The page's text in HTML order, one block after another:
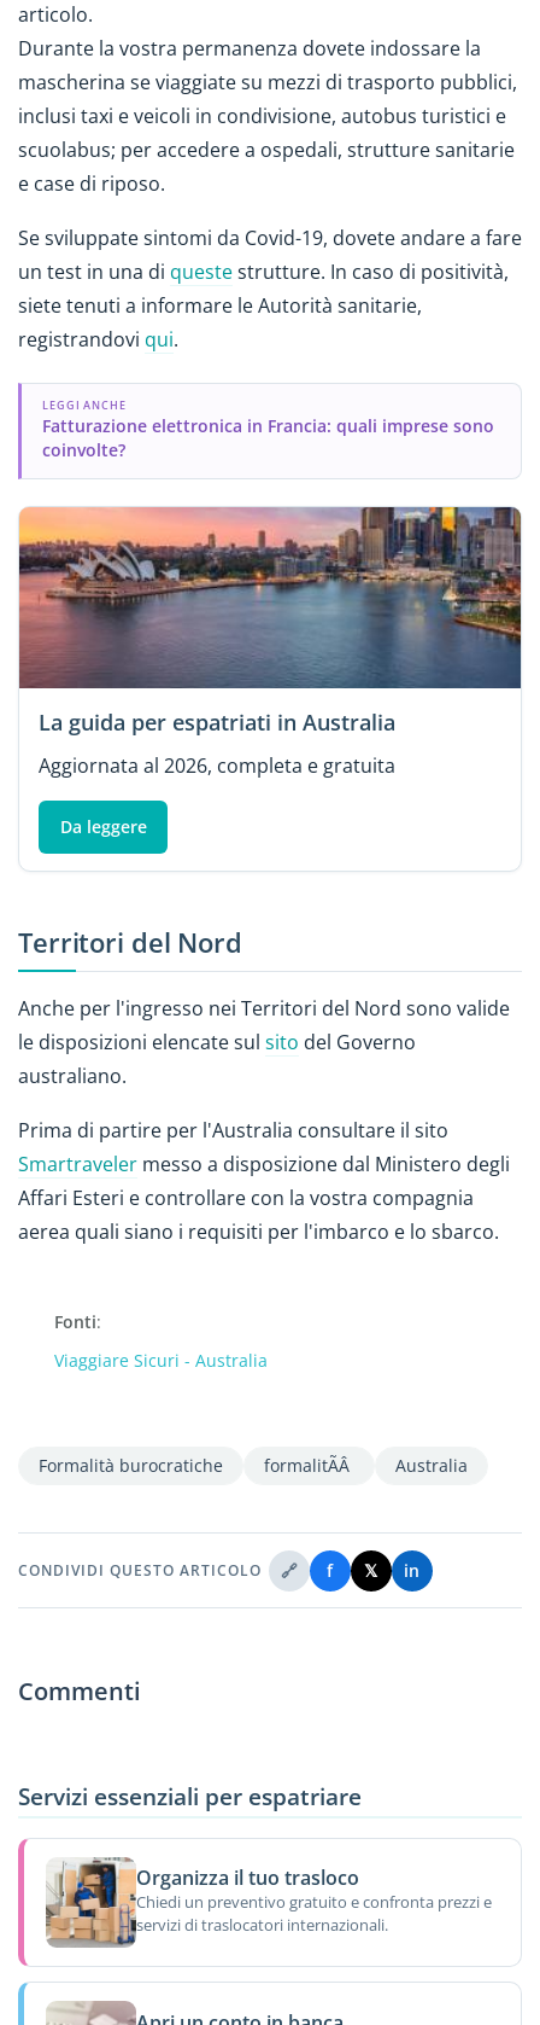
articolo.
Durante la vostra permanenza dovete indossare la
mascherina se viaggiate su mezzi di trasporto pubblici,
inclusi taxi e veicoli in condivisione, autobus turistici e
scuolabus; per accedere a ospedali, strutture sanitarie
e case di riposo.
Se sviluppate sintomi da Covid-19, dovete andare a fare
un test in una di questestrutture. In caso di positività,
siete tenuti a informare le Autorità sanitarie,
registrandovi qui.
LEGGI ANCHE
Fatturazione elettronica in Francia: quali imprese sono
coinvolte?
La guida per espatriati in Australia
Aggiornata al 2026, completa e gratuita
Da leggere
Territori del Nord
Anche per l'ingresso nei Territori del Nord sono valide
le disposizioni elencate sul sito del Governo
australiano.
Prima di partire per l'Australia consultare il sito
Smartraveler messo a disposizione dal Ministero degli
Affari Esteri e controllare con la vostra compagnia
aerea quali siano i requisiti per l'imbarco e lo sbarco.
Fonti:
Viaggiare Sicuri - Australia
Formalità burocratiche formalitÃÂ Australia
CONDIVIDI QUESTO ARTICOLO 🔗 f 𝕏 in
Commenti
Servizi essenziali per espatriare
Organizza il tuo trasloco
Chiedi un preventivo gratuito e confronta prezzi e
servizi di traslocatori internazionali.